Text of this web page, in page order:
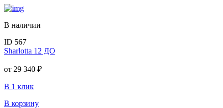
В наличии
ID 567
Sharlotta 12 ДО
от 29 340 ₽
В 1 клик
В корзину